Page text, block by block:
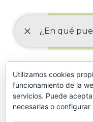
Utilizamos cookies
funcionamiento de la
servicios. Puede
necesarias o